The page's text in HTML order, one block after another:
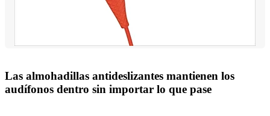
Las almohadillas antideslizantes mantienen los
audífonos dentro sin importar lo que pase